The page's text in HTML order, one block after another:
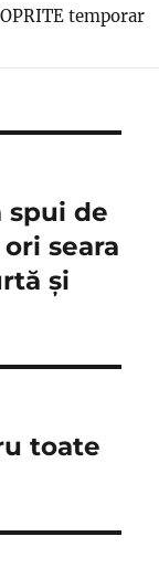
temporar
spui de
seara
și
toate